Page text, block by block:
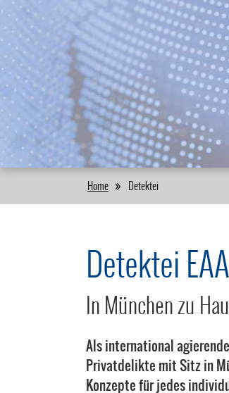
Home Detektei
Detektei
In München zu
Als international
Privatdelikte mit Sitz in
Konzepte für jedes